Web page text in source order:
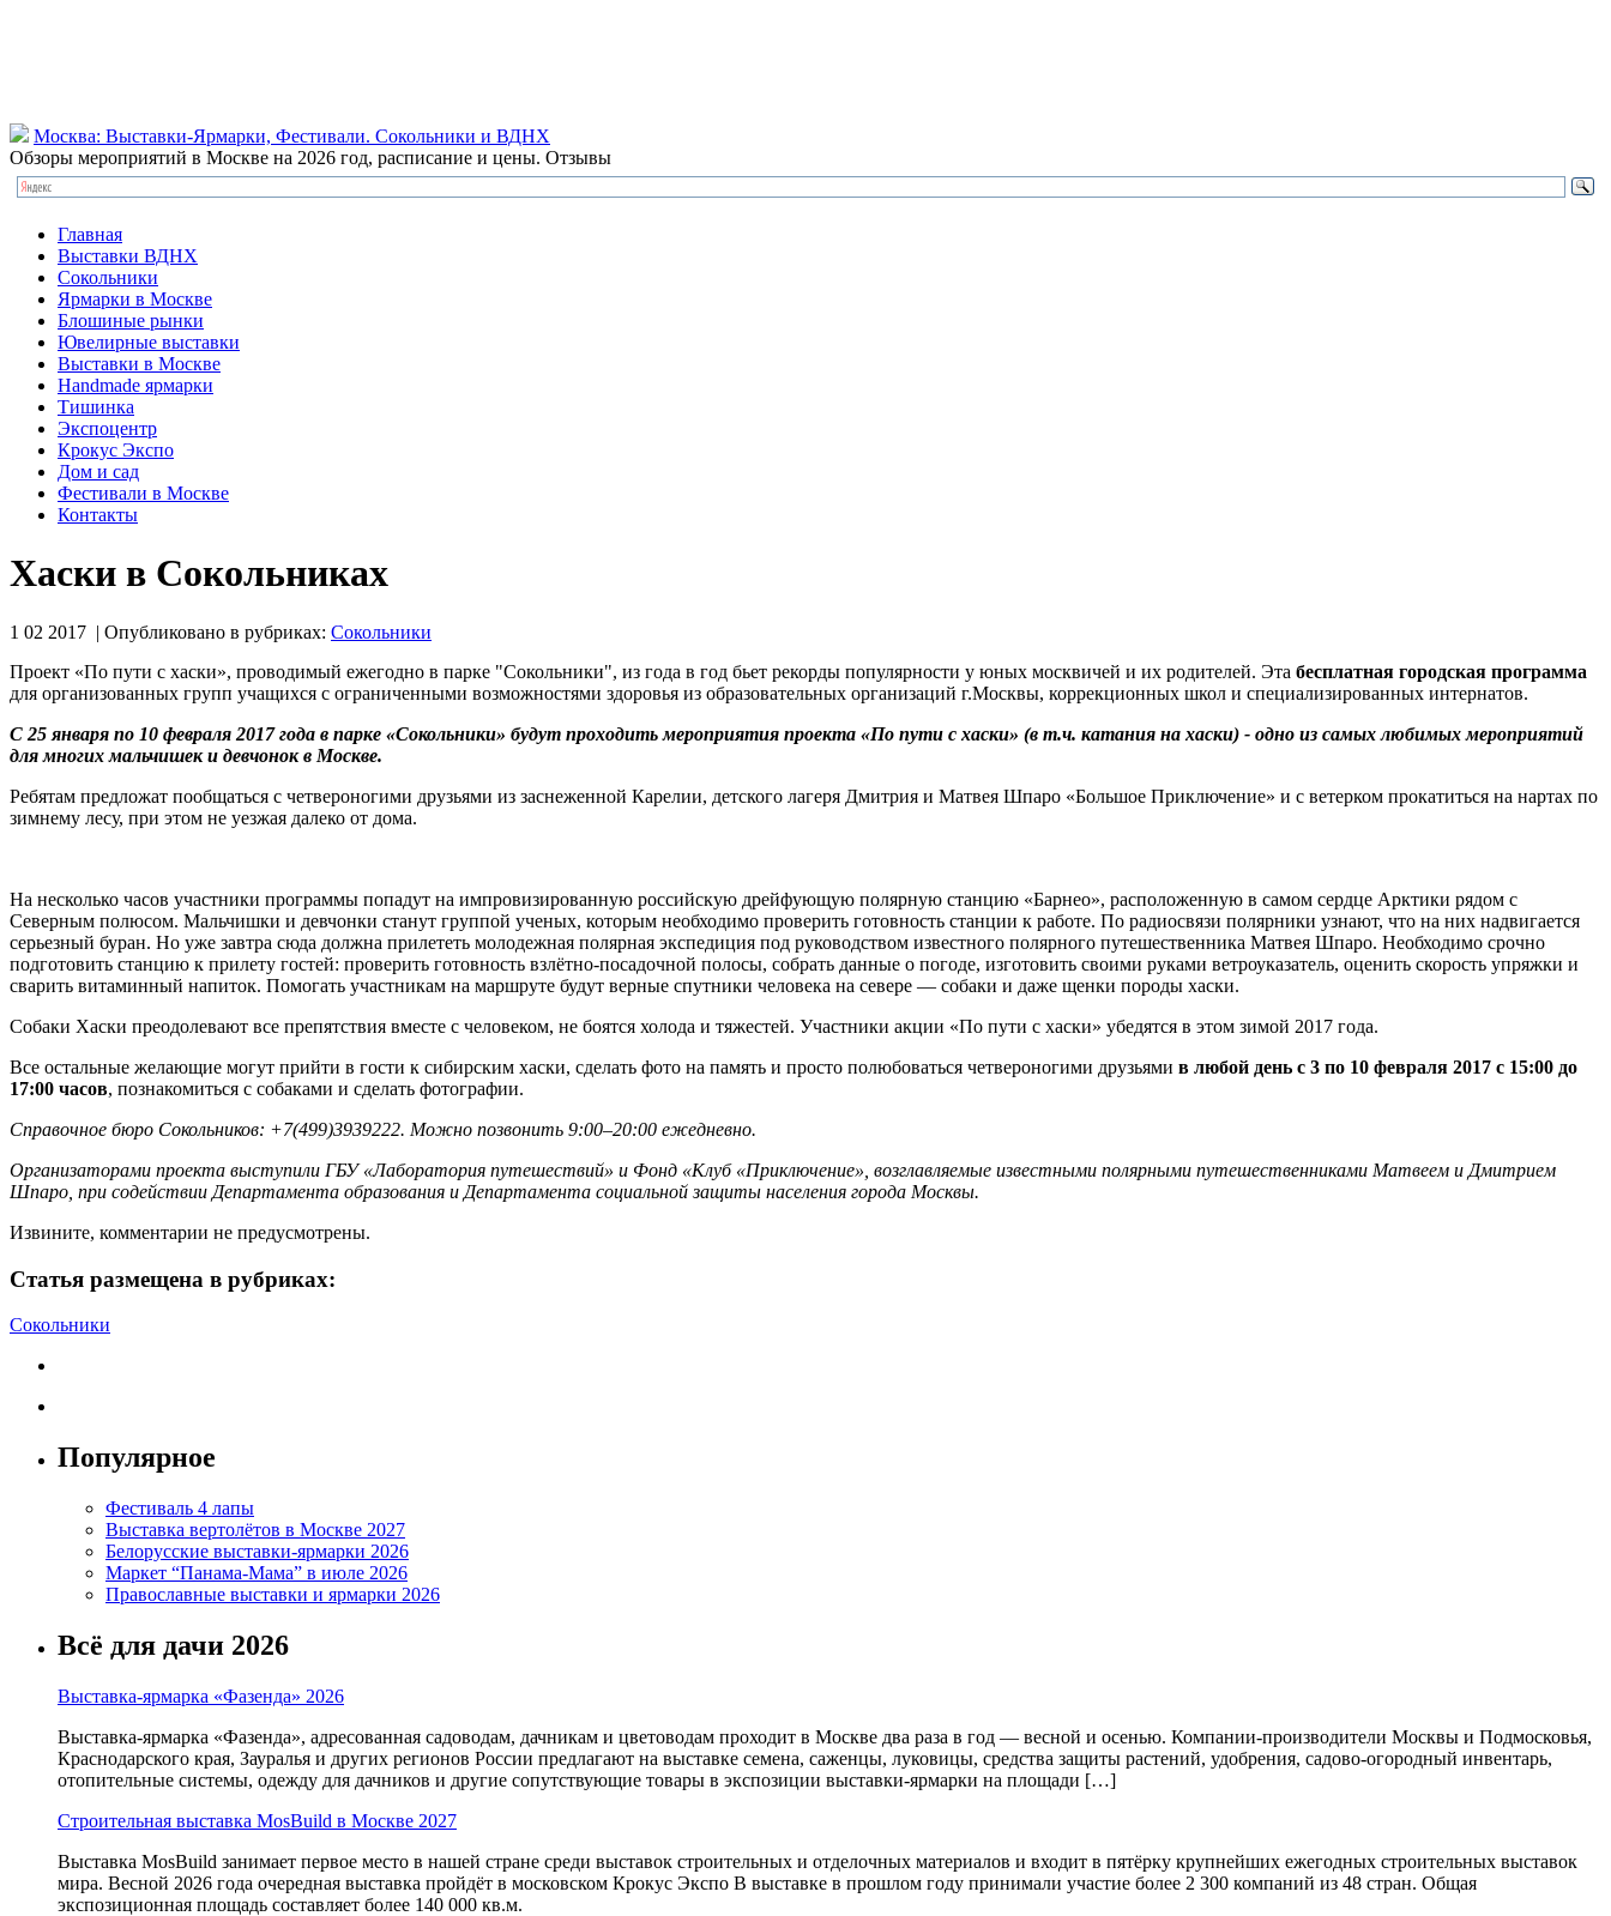
Москва: Выставки-Ярмарки, Фестивали. Сокольники и ВДНХ
Обзоры мероприятий в Москве на 2026 год, расписание и цены. Отзывы
Главная
Выставки ВДНХ
Сокольники
Ярмарки в Москве
Блошиные рынки
Ювелирные выставки
Выставки в Москве
Handmade ярмарки
Тишинка
Экспоцентр
Крокус Экспо
Дом и сад
Фестивали в Москве
Контакты
Хаски в Сокольниках
1 02 2017 | Опубликовано в рубриках: Сокольники
Проект «По пути с хаски», проводимый ежегодно в парке "Сокольники", из года в год бьет рекорды популярности у юных москвичей и их родителей. Эта бесплатная городская программа
для организованных групп учащихся с ограниченными возможностями здоровья из образовательных организаций г.Москвы, коррекционных школ и специализированных интернатов.
С 25 января по 10 февраля 2017 года в парке «Сокольники» будут проходить мероприятия проекта «По пути с хаски» (в т.ч. катания на хаски) - одно из самых любимых мероприятий
для многих мальчишек и девчонок в Москве.
Ребятам предложат пообщаться с четвероногими друзьями из заснеженной Карелии, детского лагеря Дмитрия и Матвея Шпаро «Большое Приключение» и с ветерком прокатиться на нартах по
зимнему лесу, при этом не уезжая далеко от дома.
На несколько часов участники программы попадут на импровизированную российскую дрейфующую полярную станцию «Барнео», расположенную в самом сердце Арктики рядом с
Северным полюсом. Мальчишки и девчонки станут группой ученых, которым необходимо проверить готовность станции к работе. По радиосвязи полярники узнают, что на них надвигается
серьезный буран. Но уже завтра сюда должна прилететь молодежная полярная экспедиция под руководством известного полярного путешественника Матвея Шпаро. Необходимо срочно
подготовить станцию к прилету гостей: проверить готовность взлётно-посадочной полосы, собрать данные о погоде, изготовить своими руками ветроуказатель, оценить скорость упряжки и
сварить витаминный напиток. Помогать участникам на маршруте будут верные спутники человека на севере — собаки и даже щенки породы хаски.
Собаки Хаски преодолевают все препятствия вместе с человеком, не боятся холода и тяжестей. Участники акции «По пути с хаски» убедятся в этом зимой 2017 года.
Все остальные желающие могут прийти в гости к сибирским хаски, сделать фото на память и просто полюбоваться четвероногими друзьями в любой день с 3 по 10 февраля 2017 с 15:00 до
17:00 часов, познакомиться с собаками и сделать фотографии.
Справочное бюро Сокольников: +7(499)3939222. Можно позвонить 9:00–20:00 ежедневно.
Организаторами проекта выступили ГБУ «Лаборатория путешествий» и Фонд «Клуб «Приключение», возглавляемые известными полярными путешественниками Матвеем и Дмитрием
Шпаро, при содействии Департамента образования и Департамента социальной защиты населения города Москвы.
Извините, комментарии не предусмотрены.
Статья размещена в рубриках:
Сокольники
Популярное
Фестиваль 4 лапы
Выставка вертолётов в Москве 2027
Белорусские выставки-ярмарки 2026
Маркет “Панама-Мама” в июле 2026
Православные выставки и ярмарки 2026
Всё для дачи 2026
Выставка-ярмарка «Фазенда» 2026
Выставка-ярмарка «Фазенда», адресованная садоводам, дачникам и цветоводам проходит в Москве два раза в год — весной и осенью. Компании-производители Москвы и Подмосковья,
Краснодарского края, Зауралья и других регионов России предлагают на выставке семена, саженцы, луковицы, средства защиты растений, удобрения, садово-огородный инвентарь,
отопительные системы, одежду для дачников и другие сопутствующие товары в экспозиции выставки-ярмарки на площади […]
Строительная выставка MosBuild в Москве 2027
Выставка MosBuild занимает первое место в нашей стране среди выставок строительных и отделочных материалов и входит в пятёрку крупнейших ежегодных строительных выставок
мира. Весной 2026 года очередная выставка пройдёт в московском Крокус Экспо В выставке в прошлом году принимали участие более 2 300 компаний из 48 стран. Общая
экспозиционная площадь составляет более 140 000 кв.м.